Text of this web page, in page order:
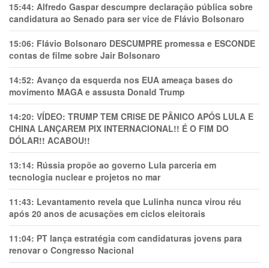
15:44: Alfredo Gaspar descumpre declaração pública sobre
candidatura ao Senado para ser vice de Flávio Bolsonaro
15:06: Flávio Bolsonaro DESCUMPRE promessa e ESCONDE
contas de filme sobre Jair Bolsonaro
14:52: Avanço da esquerda nos EUA ameaça bases do
movimento MAGA e assusta Donald Trump
14:20: VÍDEO: TRUMP TEM CRlSE DE PÂNlCO APÓS LULA E
CHINA LANÇAREM PIX INTERNACIONAL!! É O FIM DO
DÓLAR!! ACABOU!!
13:14: Rússia propõe ao governo Lula parceria em
tecnologia nuclear e projetos no mar
11:43: Levantamento revela que Lulinha nunca virou réu
após 20 anos de acusações em ciclos eleitorais
11:04: PT lança estratégia com candidaturas jovens para
renovar o Congresso Nacional